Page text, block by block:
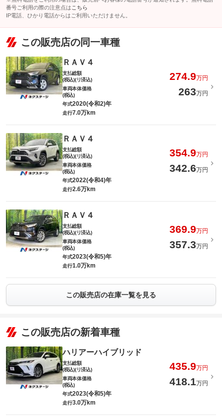
番号ご利用の際の注意点は こちら
IP電話、ひかり電話からはご利用いただけません。
この販売店の同一車種
ＲＡＶ４
支払総額
(税込)(リ済込)
274.9万円
車両本体価格
(税込)
263万円
年式2020(令和2)年
走行7.0万km
ＲＡＶ４
支払総額
(税込)(リ済込)
354.9万円
車両本体価格
(税込)
342.6万円
年式2022(令和4)年
走行2.6万km
ＲＡＶ４
支払総額
(税込)(リ済込)
369.9万円
車両本体価格
(税込)
357.3万円
年式2023(令和5)年
走行1.0万km
この販売店の在庫一覧を見る
この販売店の新着車種
ハリアーハイブリッド
支払総額
(税込)(リ済込)
435.9万円
車両本体価格
(税込)
418.1万円
年式2023(令和5)年
走行3.0万km